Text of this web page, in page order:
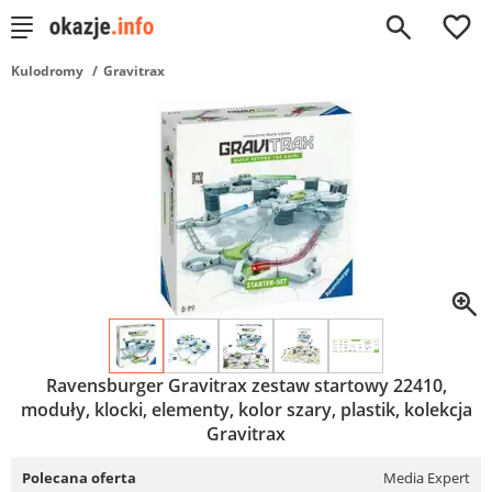
0
Kulodromy Gravitrax
Ravensburger Gravitrax zestaw startowy 22410,
moduły, klocki, elementy, kolor szary, plastik, kolekcja
Gravitrax
Polecana oferta Media Expert